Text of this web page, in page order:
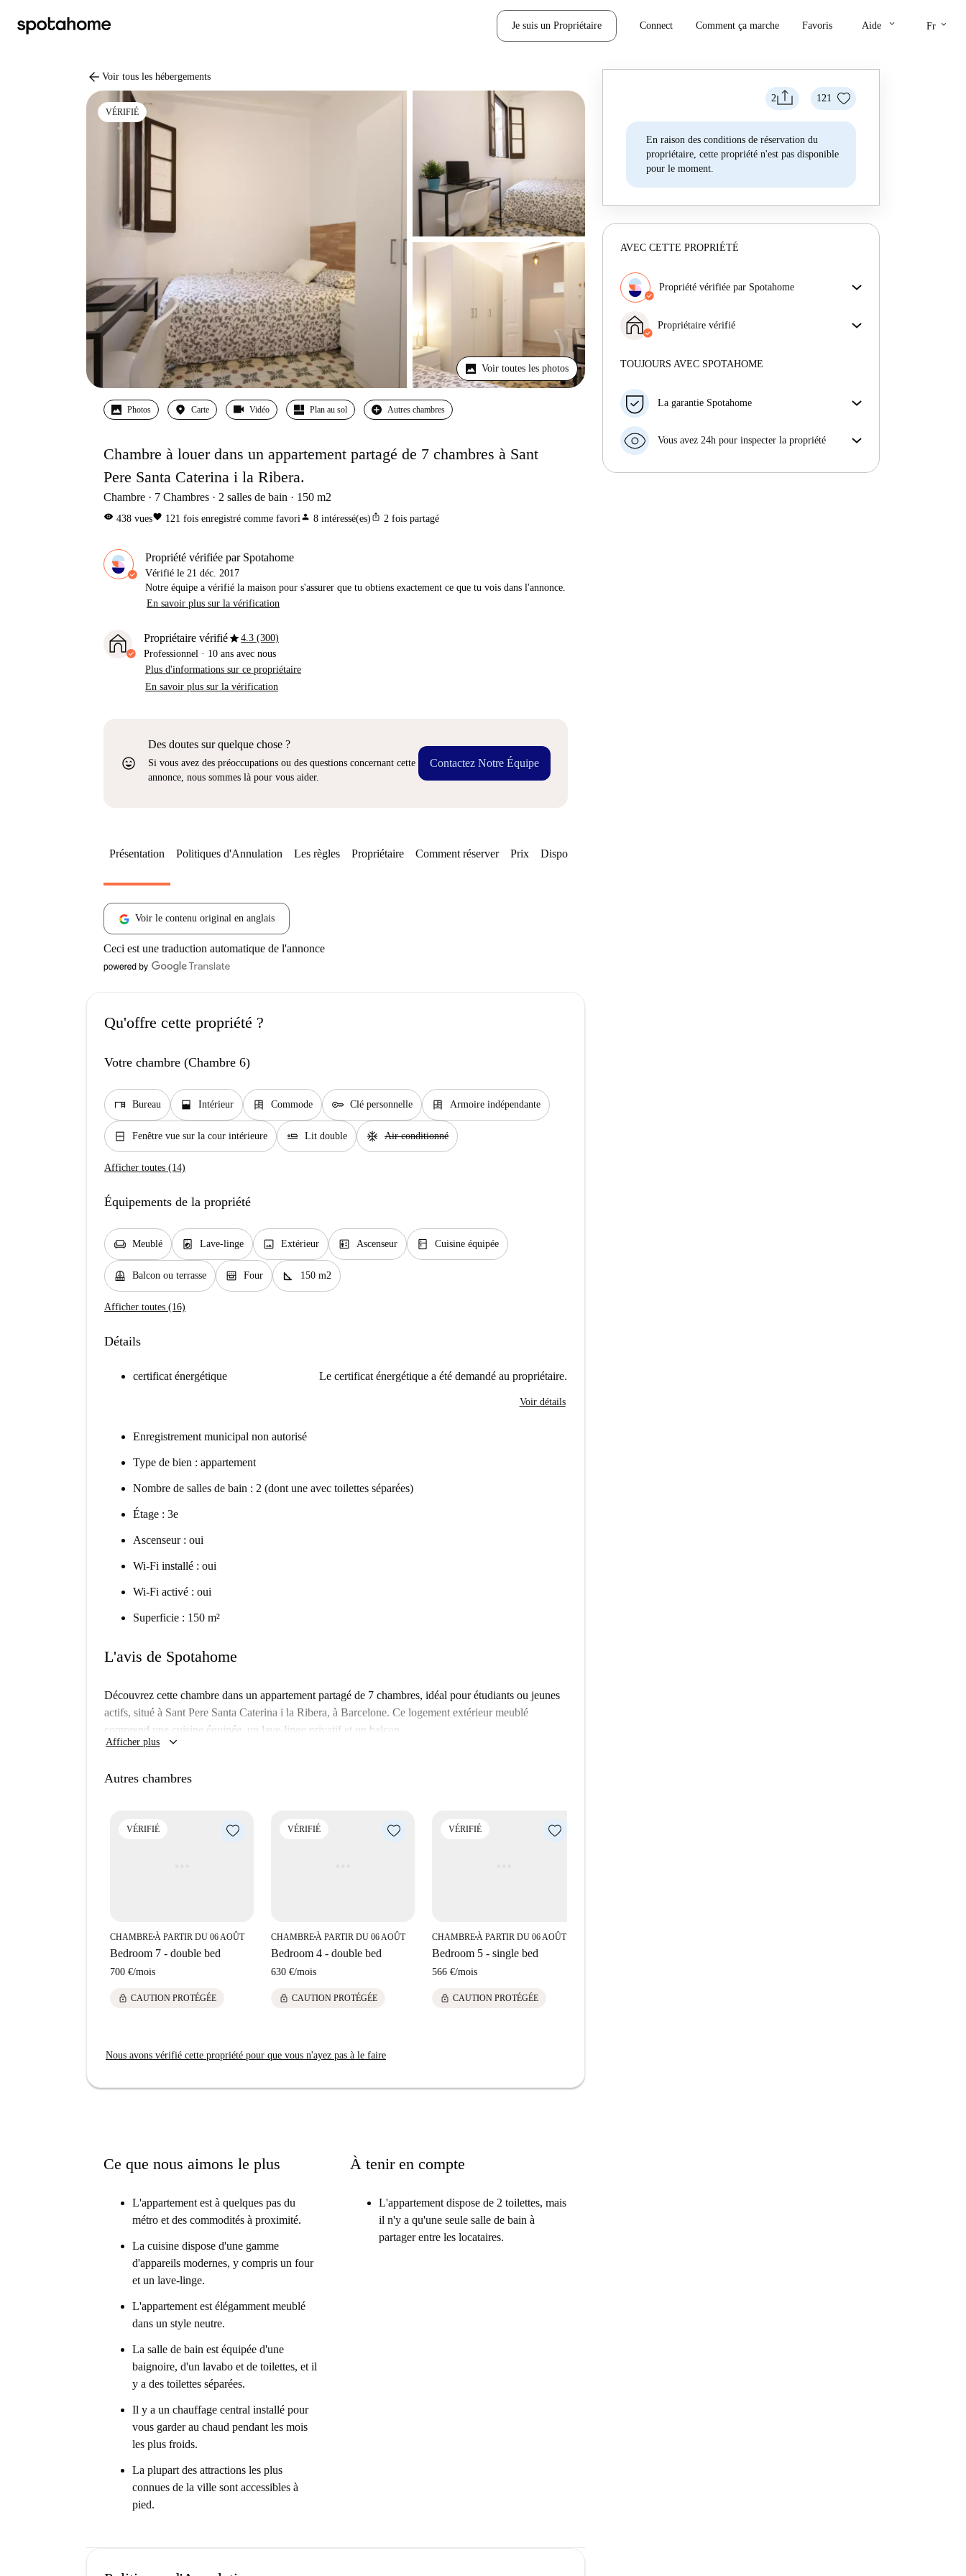
Je suis un Propriétaire Connect Comment ça marche Favoris Aide keyboard_arrow_down Fr keyboard_arrow_down
arrow_back Voir tous les hébergements
VÉRIFIÉ
Voir toutes les photos
Photos Carte Vidéo Plan au sol Autres chambres
Chambre à louer dans un appartement partagé de 7 chambres à Sant
Pere Santa Caterina i la Ribera.
Chambre 7 Chambres 2 salles de bain 150 m2
visibility 438 vuesfavorite 121 fois enregistré comme favoriperson 8 intéressé(es) ios_share 2 fois partagé
Propriété vérifiée par Spotahome
Vérifié le 21 déc. 2017
Notre équipe a vérifié la maison pour s'assurer que tu obtiens exactement ce que tu vois dans l'annonce.
En savoir plus sur la vérification
Propriétaire vérifiéstar4.3 (300)
Professionnel · 10 ans avec nous
Plus d'informations sur ce propriétaire
En savoir plus sur la vérification
sentiment_very_satisfied
Des doutes sur quelque chose ?
Si vous avez des préoccupations ou des questions concernant cette
annonce, nous sommes là pour vous aider.
Contactez Notre Équipe
2 121
En raison des conditions de réservation du
propriétaire, cette propriété n'est pas disponible
pour le moment.
AVEC CETTE PROPRIÉTÉ
Propriété vérifiée par Spotahome
obtiens exactement ce que tu vois dans l'annonce.
En savoir plus sur la vérification
Propriétaire vérifié
Plus d'informations sur ce propriétaire
TOUJOURS AVEC SPOTAHOME
La garantie Spotahome
préavis, nous allons soit (A) vous payer une chambre
soit (B) vous rembourser en totalité.
Vous avez 24h pour inspecter la propriété
Présentation Politiques d'Annulation Les règles Propriétaire Comment réserver Prix Disponibilités
Voir le contenu original en anglais
Ceci est une traduction automatique de l'annonce
Qu'offre cette propriété ?
Votre chambre (Chambre 6)
desk Bureau window_open Intérieur dresser Commode key Clé personnelle dresser Armoire indépendante
window_closed Fenêtre vue sur la cour intérieure airline_seat_flat Lit double ac_unit Air conditionné
Afficher toutes (14)
Équipements de la propriété
chair Meublé local_laundry_service Lave-linge image Extérieur elevator Ascenseur kitchen Cuisine équipée
balcony Balcon ou terrasse oven_gen Four square_foot 150 m2
Afficher toutes (16)
Détails
certificat énergétique Le certificat énergétique a été demandé au propriétaire.
Voir détails
Enregistrement municipal non autorisé
Type de bien : appartement
Nombre de salles de bain : 2 (dont une avec toilettes séparées)
Étage : 3e
Ascenseur : oui
Wi-Fi installé : oui
Wi-Fi activé : oui
Superficie : 150 m²
L'avis de Spotahome
Découvrez cette chambre dans un appartement partagé de 7 chambres, idéal pour étudiants ou jeunes
actifs, situé à Sant Pere Santa Caterina i la Ribera, à Barcelone. Ce logement extérieur meublé
comprend une cuisine équipée, un lave-linge privatif et un balcon.
incontournables tels que le Passatge Sert, la Glorieta de la Transsexual Sonia et le Monumento A
Afficher plus keyboard_arrow_down
Autres chambres
VÉRIFIÉ
CHAMBRE■À PARTIR DU 06 AOÛT
Bedroom 7 - double bed
700 €/mois
lock CAUTION PROTÉGÉE
VÉRIFIÉ
CHAMBRE■À PARTIR DU 06 AOÛT
Bedroom 4 - double bed
630 €/mois
lock CAUTION PROTÉGÉE
VÉRIFIÉ
CHAMBRE■À PARTIR DU 06 AOÛT
Bedroom 5 - single bed
566 €/mois
lock CAUTION PROTÉGÉE
Nous avons vérifié cette propriété pour que vous n'ayez pas à le faire
Ce que nous aimons le plus
L'appartement est à quelques pas du
métro et des commodités à proximité.
La cuisine dispose d'une gamme
d'appareils modernes, y compris un four
et un lave-linge.
L'appartement est élégamment meublé
dans un style neutre.
La salle de bain est équipée d'une
baignoire, d'un lavabo et de toilettes, et il
y a des toilettes séparées.
Il y a un chauffage central installé pour
vous garder au chaud pendant les mois
les plus froids.
La plupart des attractions les plus
connues de la ville sont accessibles à
pied.
À tenir en compte
L'appartement dispose de 2 toilettes, mais
il n'y a qu'une seule salle de bain à
partager entre les locataires.